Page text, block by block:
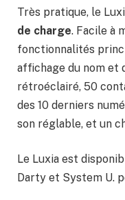
Très pratique, le
de charge. Facile à
fonctionnalités
affichage du nom et
rétroéclairé, 50
des 10 derniers
son réglable, et un
Le Luxia est
Darty et System U.